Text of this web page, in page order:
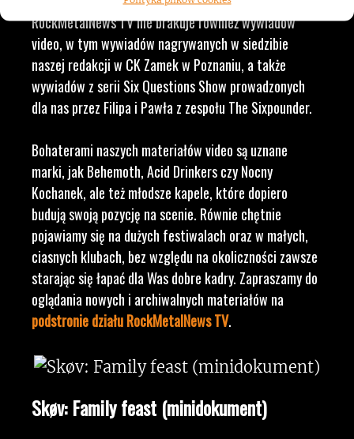
RockMetalNews TV nie brakuje również wywiadów
video, w tym wywiadów nagrywanych w siedzibie
naszej redakcji w CK Zamek w Poznaniu, a także
wywiadów z serii Six Questions Show prowadzonych
dla nas przez Filipa i Pawła z zespołu The Sixpounder.
Bohaterami naszych materiałów video są uznane
marki, jak Behemoth, Acid Drinkers czy Nocny
Kochanek, ale też młodsze kapele, które dopiero
budują swoją pozycję na scenie. Równie chętnie
pojawiamy się na dużych festiwalach oraz w małych,
ciasnych klubach, bez względu na okoliczności zawsze
starając się łapać dla Was dobre kadry. Zapraszamy do
oglądania nowych i archiwalnych materiałów na
podstronie działu RockMetalNews TV.
Skøv: Family feast (minidokument)